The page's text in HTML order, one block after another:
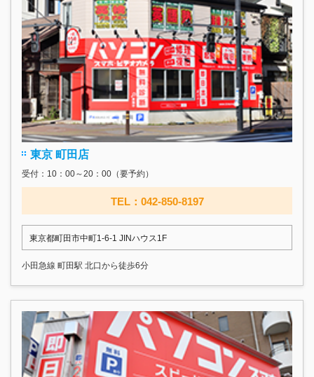
東京 町田店
受付：10：00～20：00（要予約）
TEL：042-850-8197
東京都町田市中町1-6-1 JINハウス1F
小田急線 町田駅 北口から徒歩6分